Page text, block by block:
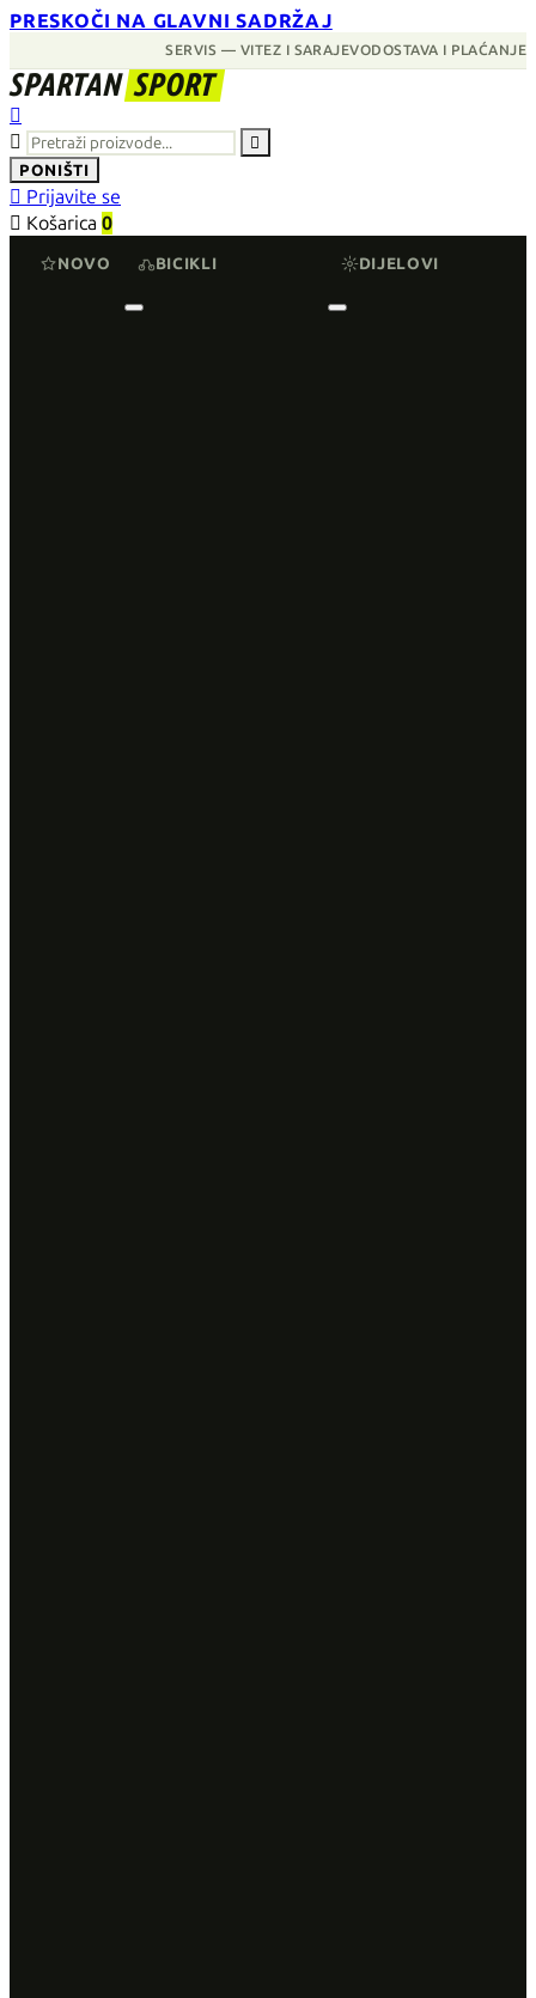
PRESKOČI NA GLAVNI SADRŽAJ
SERVIS — VITEZ I SARAJEVODOSTAVA I PLAĆANJE
SPARTAN SPORT



PONIŠTI
 Prijavite se
 Košarica 0
NOVO BICIKLI DIJELOVI